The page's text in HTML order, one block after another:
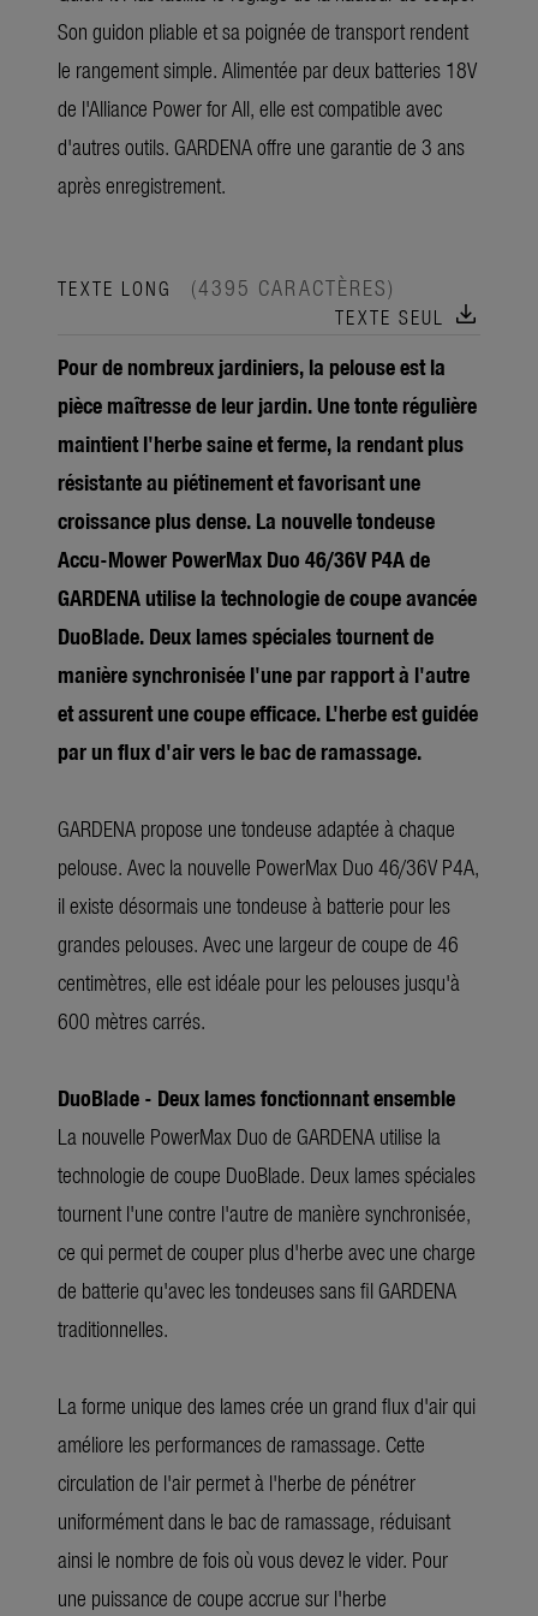
Son guidon pliable et sa poignée de transport rendent
le rangement simple. Alimentée par deux batteries 18V
de l'Alliance Power for All, elle est compatible avec
d'autres outils. GARDENA offre une garantie de 3 ans
après enregistrement.
TEXTE LONG (4395 CARACTÈRES)
TEXTE SEUL download
Pour de nombreux jardiniers, la pelouse est la
pièce maîtresse de leur jardin. Une tonte régulière
maintient l'herbe saine et ferme, la rendant plus
résistante au piétinement et favorisant une
croissance plus dense. La nouvelle tondeuse
Accu-Mower PowerMax Duo 46/36V P4A de
GARDENA utilise la technologie de coupe avancée
DuoBlade. Deux lames spéciales tournent de
manière synchronisée l'une par rapport à l'autre
et assurent une coupe efficace. L'herbe est guidée
par un flux d'air vers le bac de ramassage.
GARDENA propose une tondeuse adaptée à chaque
pelouse. Avec la nouvelle PowerMax Duo 46/36V P4A,
il existe désormais une tondeuse à batterie pour les
grandes pelouses. Avec une largeur de coupe de 46
centimètres, elle est idéale pour les pelouses jusqu'à
600 mètres carrés.
DuoBlade - Deux lames fonctionnant ensemble
La nouvelle PowerMax Duo de GARDENA utilise la
technologie de coupe DuoBlade. Deux lames spéciales
tournent l'une contre l'autre de manière synchronisée,
ce qui permet de couper plus d'herbe avec une charge
de batterie qu'avec les tondeuses sans fil GARDENA
traditionnelles.
La forme unique des lames crée un grand flux d'air qui
améliore les performances de ramassage. Cette
circulation de l'air permet à l'herbe de pénétrer
uniformément dans le bac de ramassage, réduisant
ainsi le nombre de fois où vous devez le vider. Pour
une puissance de coupe accrue sur l'herbe